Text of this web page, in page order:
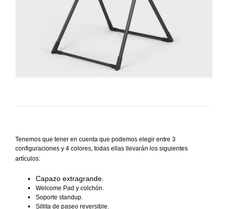
Tenemos que tener en cuenta que podemos elegir entre 3
configuraciones y 4 colores, todas ellas llevarán los siguientes
artículos:
Capazo extragrande.
Welcome Pad y colchón.
Soporte standup.
Sillita de paseo reversible.